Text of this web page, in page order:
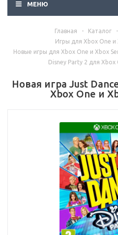
МЕНЮ
Главная - Каталог -
Игры для Xbox One и
Новые игры для Xbox One и Xbox
Disney Party 2 для Xbox
Новая игра Just
Xbox One и